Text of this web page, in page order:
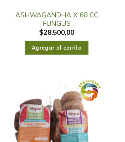
ASHWAGANDHA X 60 CC
FUNGUS
$28.500,00
Agregar al carrito